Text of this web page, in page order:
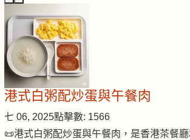
港式白粥配炒蛋與午餐肉
七 06, 2025點擊數: 1566
📜港式白粥配炒蛋與午餐肉，是香港茶餐